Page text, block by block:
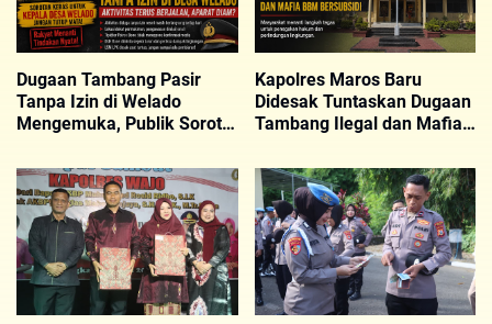
Dugaan Tambang Pasir
Tanpa Izin di Welado
Mengemuka, Publik Soroti
Kapolres Maros Baru
Didesak Tuntaskan Dugaan
Tambang Ilegal dan Mafia